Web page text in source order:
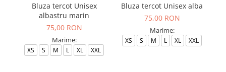
Bluza tercot Unisex
albastru marin
75,00 RON
Marime:
XS S M L XL XXL
Bluza tercot Unisex alba
75,00 RON
Marime:
XS S M L XL XXL